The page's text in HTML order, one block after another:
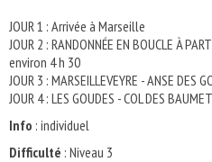
JOUR 1 : Arrivée à Marseille
JOUR 2 : RANDONNÉE EN BOUCLE À
environ 4 h 30
JOUR 3 : MARSEILLEVEYRE - ANSE DES
JOUR 4 : LES GOUDES - COL DES
Info : individuel
Difficulté : Niveau 3